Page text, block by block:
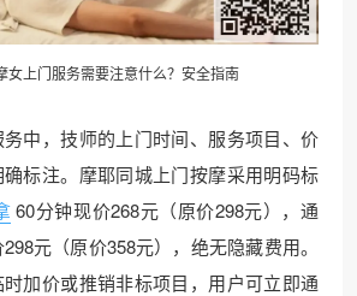
女上门服务需要注意什么？安全指南
中，技师的上门时间、服务项目、价
标注。摩耶同城上门按摩采用明码标
60分钟现价268元（原价298元），通
元（原价358元），绝无隐藏费用。
加价或推销非标项目，用户可立即通